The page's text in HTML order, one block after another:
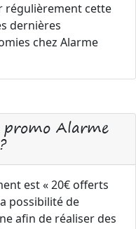
régulièrement cette
dernières
chez Alarme
promo Alarme
est « 20€ offerts
possibilité de
afin de réaliser des